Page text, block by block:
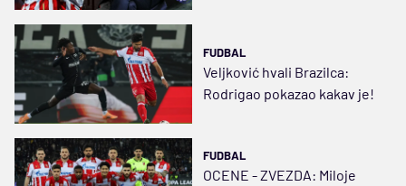
FUDBAL
Veljković hvali Brazilca:
Rodrigao pokazao kakav je!
FUDBAL
OCENE - ZVEZDA: Miloje